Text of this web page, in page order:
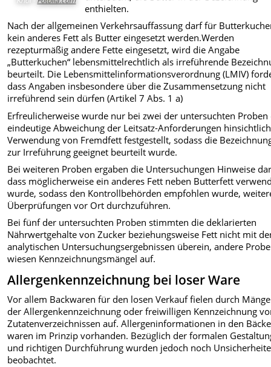
enthielten.
Nach der allgemeinen Verkehrsauffassung darf für
kein anderes Fett als Butter eingesetzt werden.Werden
rezepturmäßig andere Fette eingesetzt, wird die Angabe
„Butterkuchen“ lebensmittelrechtlich als irreführende
beurteilt. Die Lebensmittelinformationsverordnung (LMIV)
dass Angaben insbesondere über die Zusammensetzung nicht
irreführend sein dürfen (Artikel 7 Abs. 1 a)
Erfreulicherweise wurde nur bei zwei der untersuchten Proben
eindeutige Abweichung der Leitsatz-Anforderungen
Verwendung von Fremdfett festgestellt, sodass die
zur Irreführung geeignet beurteilt wurde.
Bei weiteren Proben ergaben die Untersuchungen Hinweise
dass möglicherweise ein anderes Fett neben Butterfett
wurde, sodass den Kontrollbehörden empfohlen wurde,
Überprüfungen vor Ort durchzuführen.
Bei fünf der untersuchten Proben stimmten die deklarierten
Nährwertgehalte von Zucker beziehungsweise Fett nicht mit
analytischen Untersuchungsergebnissen überein, andere
wiesen Kennzeichnungsmängel auf.
Allergenkennzeichnung bei loser Ware
Vor allem Backwaren für den losen Verkauf fielen durch
der Allergenkennzeichnung oder freiwilligen Kennzeichnung
Zutatenverzeichnissen auf. Allergeninformationen in den
waren im Prinzip vorhanden. Bezüglich der formalen
und richtigen Durchführung wurden jedoch noch
beobachtet.